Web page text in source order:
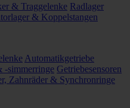
& Traggelenke Radlager
& Koppelstangen
Automatikgetriebe
-simmerringe Getriebesensoren
Zahnräder & Synchronringe